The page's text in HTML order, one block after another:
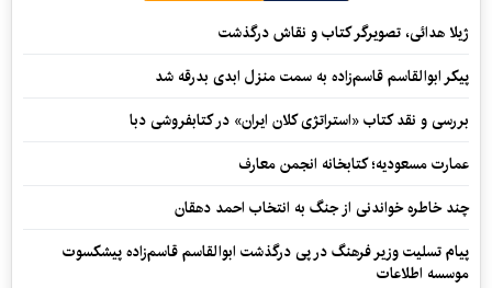
ژیلا هدائی، تصویرگر کتاب و نقاش درگذشت
پیکر ابوالقاسم قاسم‌زاده به سمت منزل ابدی بدرقه شد
بررسی و نقد کتاب «استراتژی کلان ایران» در کتابفروشی دبا
عمارت مسعودیه؛ کتابخانه انجمن معارف
چند خاطره خواندنی از جنگ به انتخاب احمد دهقان
پیام تسلیت وزیر فرهنگ در پی درگذشت ابوالقاسم قاسم‌زاده پیشکسوت
موسسه اطلاعات